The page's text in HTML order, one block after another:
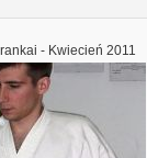
- Kwiecień 2011